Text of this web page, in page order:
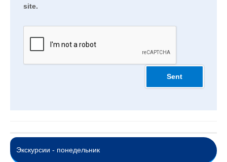
site.
Экскурсии - понедельник